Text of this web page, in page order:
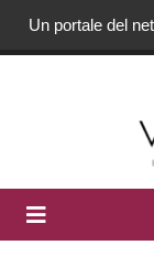
Un portale del